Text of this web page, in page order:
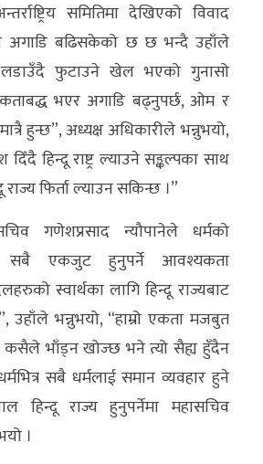
समितिमा देखिएको विवाद
अगाडि बढिसकेको छ छ भन्दै उहाँले
लडाउँदै फुटाउने खेल भएको गुनासो
भएर अगाडि बढ्नुपर्छ, ओम र
हुन्छ”, अध्यक्ष अधिकारीले भन्नुभयो,
हिन्दू राष्ट्र ल्याउने सङ्कल्पका साथ
राज्य फिर्ता ल्याउन सकिन्छ ।”
गणेशप्रसाद न्यौपानेले धर्मको
सबै एकजुट हुनुपर्ने आवश्यकता
स्वार्थका लागि हिन्दू राज्यबाट
उहाँले भन्नुभयो, “हाम्रो एकता मजबुत
कसैले भाँड्न खोज्छ भने त्यो सैह्य हुँदैन
सबै धर्मलाई समान व्यवहार हुने
हिन्दू राज्य हुनुपर्नेमा महासचिव
।